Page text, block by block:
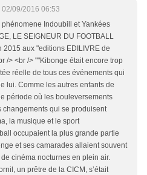
02/09/2016 06:53
Indoubill et Yankées
LE SEIGNEUR DU FOOTBALL
2015 aux "editions EDILIVRE de
/> <br /> ""Kibonge était encore trop
réelle de tous ces événements qui
lui. Comme les autres enfants de
période où les bouleversements
changements qui se produisent
la musique et le sport
occupaient la plus grande partie
et ses camarades allaient souvent
cinéma nocturnes en plein air.
un prêtre de la CICM, s’était